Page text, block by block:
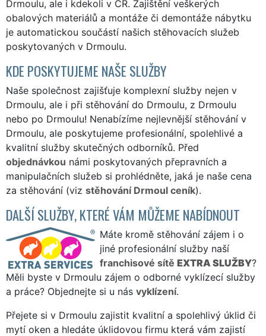
Drmoulu, ale i kdekoli v ČR. Zajištění veškerých
obalových materiálů a montáže či demontáže nábytku
je automatickou součástí našich stěhovacích služeb
poskytovaných v Drmoulu.
KDE POSKYTUJEME NAŠE SLUŽBY
Naše společnost zajišťuje komplexní služby nejen v
Drmoulu, ale i při stěhování do Drmoulu, z Drmoulu
nebo po Drmoulu! Nenabízíme nejlevnější stěhování v
Drmoulu, ale poskytujeme profesionální, spolehlivé a
kvalitní služby skutečných odborníků. Před
objednávkou námi poskytovaných přepravních a
manipulačních služeb si prohlédněte, jaká je naše cena
za stěhování (viz stěhování Drmoul ceník).
DALŠÍ SLUŽBY, KTERÉ VÁM MŮŽEME NABÍDNOUT
Máte kromě stěhování zájem i o
jiné profesionální služby naší
franchisové sítě EXTRA SLUŽBY?
Měli byste v Drmoulu zájem o odborné vyklízecí služby
a práce? Objednejte si u nás vyklízení.
Přejete si v Drmoulu zajistit kvalitní a spolehlivý úklid či
mytí oken a hledáte úklidovou firmu která vám zajistí